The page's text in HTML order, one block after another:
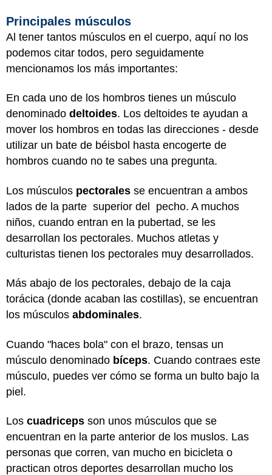
Principales músculos
Al tener tantos músculos en el cuerpo, aquí no los
podemos citar todos, pero seguidamente
mencionamos los más importantes:
En cada uno de los hombros tienes un músculo
denominado deltoides. Los deltoides te ayudan a
mover los hombros en todas las direcciones - desde
utilizar un bate de béisbol hasta encogerte de
hombros cuando no te sabes una pregunta.
Los músculos pectorales se encuentran a ambos
lados de la parte superior del pecho. A muchos
niños, cuando entran en la pubertad, se les
desarrollan los pectorales. Muchos atletas y
culturistas tienen los pectorales muy desarrollados.
Más abajo de los pectorales, debajo de la caja
torácica (donde acaban las costillas), se encuentran
los músculos abdominales.
Cuando "haces bola" con el brazo, tensas un
músculo denominado bíceps. Cuando contraes este
músculo, puedes ver cómo se forma un bulto bajo la
piel.
Los cuadriceps son unos músculos que se
encuentran en la parte anterior de los muslos. Las
personas que corren, van mucho en bicicleta o
practican otros deportes desarrollan mucho los